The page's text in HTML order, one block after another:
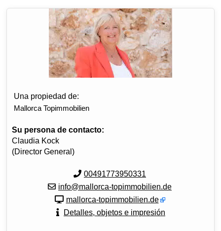
Una propiedad de:
Mallorca Topimmobilien
Su persona de contacto:
Claudia Kock
(Director General)
00491773950331
info@mallorca-topimmobilien.de
mallorca-topimmobilien.de
Detalles, objetos e impresión